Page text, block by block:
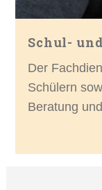
Schul-
Der
Schülern
Beratung